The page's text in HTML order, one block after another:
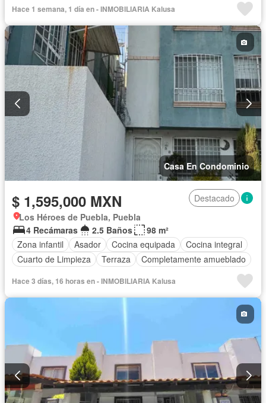
Hace 1 semana, 1 día en - INMOBILIARIA Kalusa
Casa En Condominio
$ 1,595,000 MXN
Destacado
Los Héroes de Puebla, Puebla
4 Recámaras
2.5 Baños
98 m²
Zona infantil
Asador Cocina equipada
Cocina integral
Cuarto de Limpieza
Terraza Completamente amueblado
Hace 3 días, 16 horas en - INMOBILIARIA Kalusa